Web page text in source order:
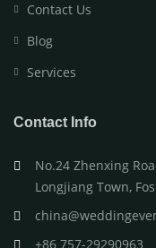
Contact Us
Blog
Services
Contact Info
No.24 Zhenxing
Longjiang Town,
+86 757-29290963